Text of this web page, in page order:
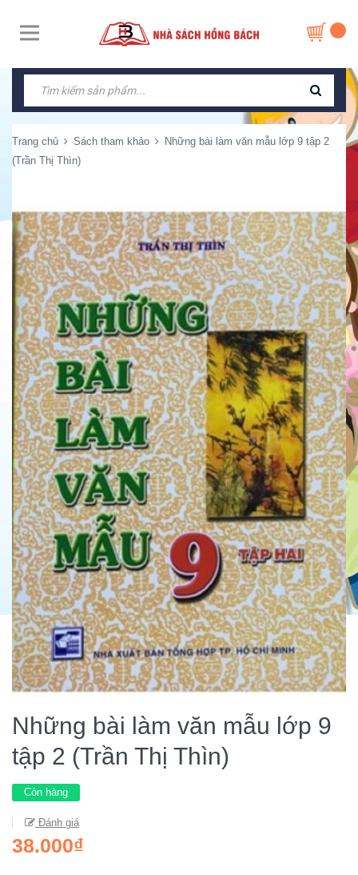
Trang chủ Sách tham khảo
Những bài làm văn mẫu lớp 9 tập 2
(Trần Thị Thìn)
Những bài làm văn mẫu lớp 9
tập 2 (Trần Thị Thìn)
Còn hàng
Đánh giá
38.000₫